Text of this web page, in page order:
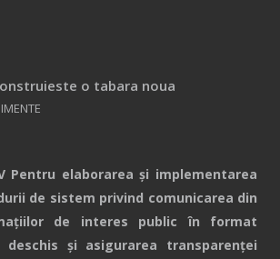
o tabara noua
Pentru elaborarea și implementarea
de sistem privind comunicarea din
de interes public în format
și asigurarea transparenței